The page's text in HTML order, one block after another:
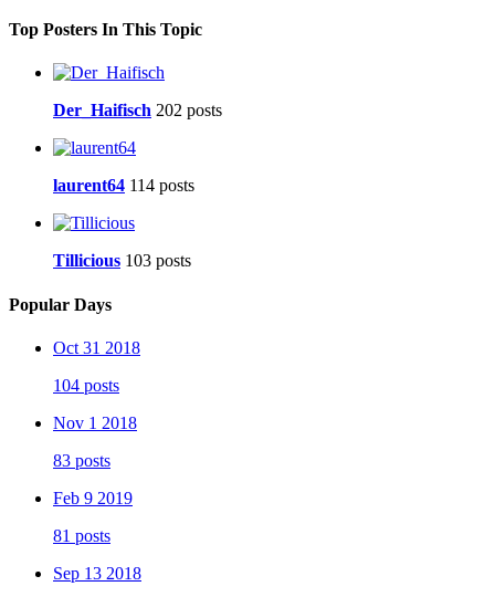
Top Posters In This Topic
Der_Haifisch 202 posts
laurent64 114 posts
Tillicious 103 posts
Popular Days
Oct 31 2018
104 posts
Nov 1 2018
83 posts
Feb 9 2019
81 posts
Sep 13 2018